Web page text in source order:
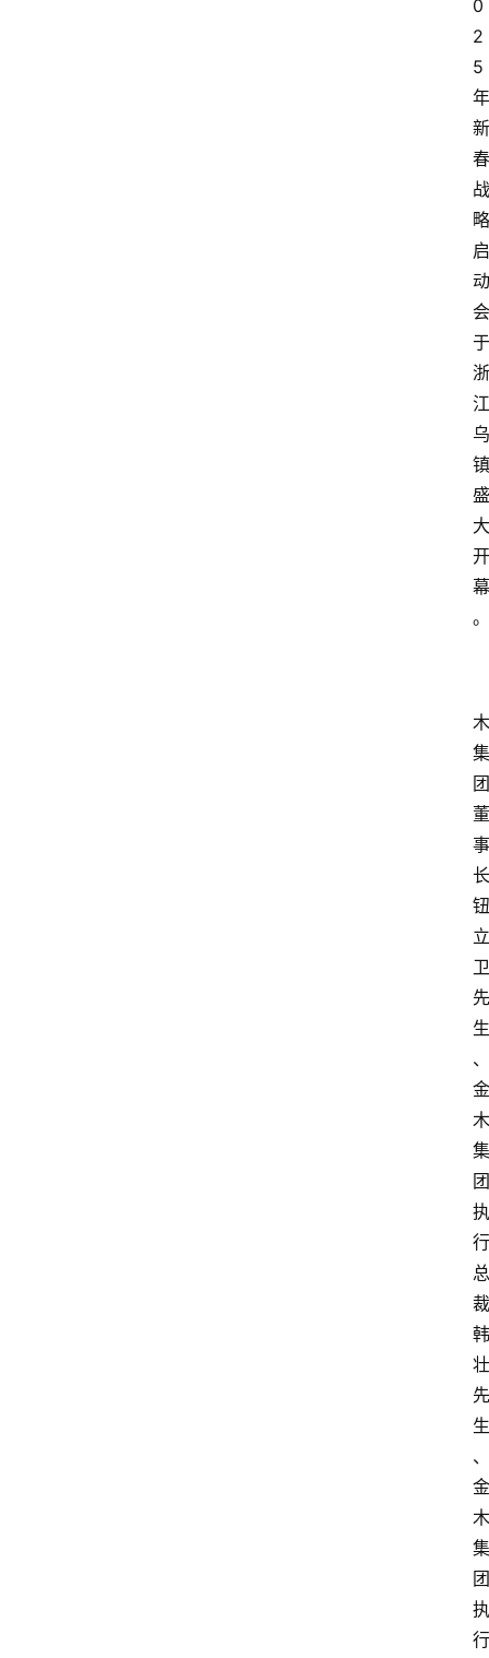
0
2
5
年
新
春
战
略
启
动
会
于
浙
江
乌
镇
盛
大
开
幕
。
木
集
团
董
事
长
钮
立
卫
先
生
、
金
木
集
团
执
行
总
裁
韩
壮
先
生
、
金
木
集
团
执
行